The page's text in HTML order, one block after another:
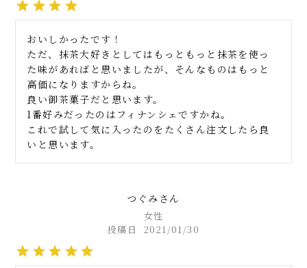
おいしかったです！
ただ、抹茶大好きとしてはもっともっと抹茶を使っ
た味があればと思いましたが、そんなものはもっと
高価になりますからね。
良い御茶菓子だと思います。
1番好みだったのはフィナンシェですかね。
これで試して気に入ったのをたくさん注文したら良
いと思います。
つぐみ
女性
投稿日
2021/01/30